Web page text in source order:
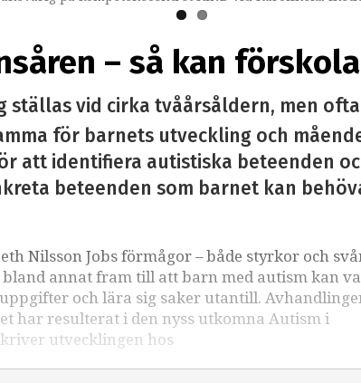
– så kan
ställas vid cirka tvåårsåldern, men
för barnets utveckling och
att identifiera autistiska beteenden
beteenden som barnet kan
Nilsson Jobs förmågor – både styrkor och
annat fram till att barn med autism kan
och lära sig saker utantill.
har resulterat i den nyss utkomna Autism i
utvecklingen hos